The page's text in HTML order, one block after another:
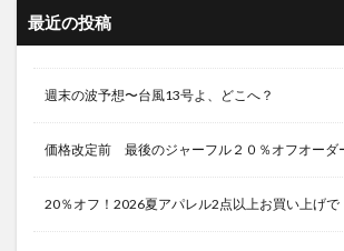
最近の投稿
週末の波予想〜台風13号よ、どこへ？
価格改定前 最後のジャーフル２０％オフオーダ
20％オフ！2026夏アパレル2点以上お買い上げで